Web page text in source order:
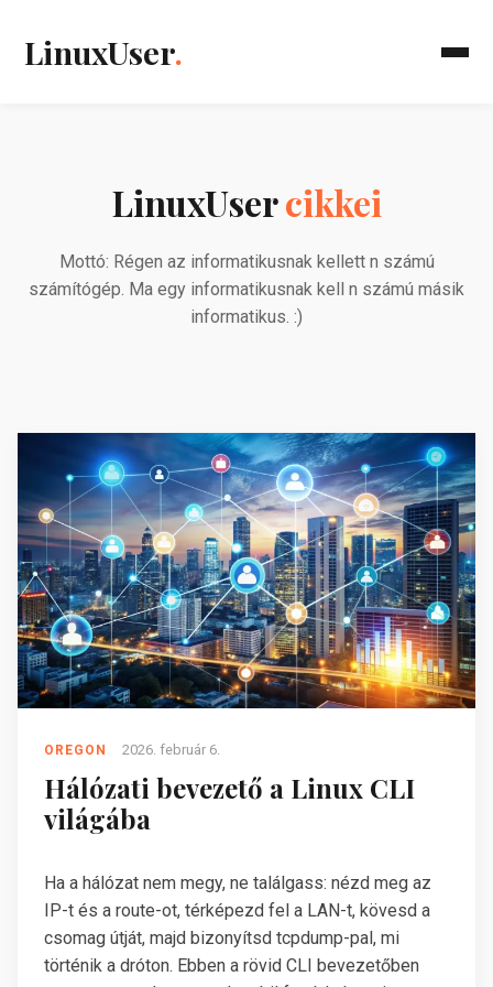
LinuxUser.
LinuxUsercikkei
Mottó: Régen az informatikusnak kellett n számú
számítógép. Ma egy informatikusnak kell n számú másik
informatikus. :)
OREGON 2026. február 6.
Hálózati bevezető a Linux CLI
világába
Ha a hálózat nem megy, ne találgass: nézd meg az
IP-t és a route-ot, térképezd fel a LAN-t, kövesd a
csomag útját, majd bizonyítsd tcpdump-pal, mi
történik a dróton. Ebben a rövid CLI bevezetőben